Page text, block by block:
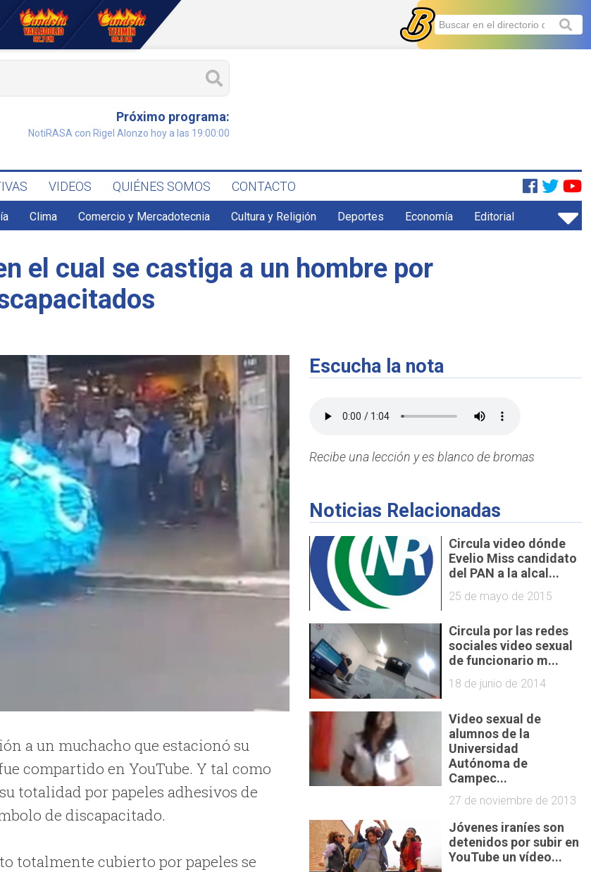
Próximo programa:
NotiRASA con Rigel Alonzo hoy a las 19:00:00
VIDEOS QUIÉNES SOMOS CONTACTO
Clima Comercio y Mercadotecnia Cultura y Religión Deportes Economía Editorial
el cual se castiga a un hombre por
a un muchacho que estacionó su
compartido en YouTube. Y tal como
totalidad por papeles adhesivos de
de discapacitado.
totalmente cubierto por papeles se
Escucha la nota
Recibe una lección y es blanco de bromas
Noticias Relacionadas
Circula video dónde
Evelio Miss candidato
del PAN a la alcal...
25 de mayo de 2015
Circula por las redes
sociales video sexual
de funcionario m...
18 de junio de 2014
Video sexual de
alumnos de la
Universidad
Autónoma de
Campec...
27 de noviembre de 2013
Jóvenes iraníes son
detenidos por subir en
YouTube un vídeo...